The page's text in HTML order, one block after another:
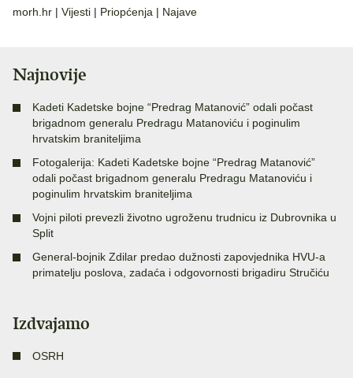
morh.hr | Vijesti | Priopćenja | Najave
Najnovije
Kadeti Kadetske bojne “Predrag Matanović” odali počast
brigadnom generalu Predragu Matanoviću i poginulim
hrvatskim braniteljima
Fotogalerija: Kadeti Kadetske bojne “Predrag Matanović”
odali počast brigadnom generalu Predragu Matanoviću i
poginulim hrvatskim braniteljima
Vojni piloti prevezli životno ugroženu trudnicu iz Dubrovnika u
Split
General-bojnik Zdilar predao dužnosti zapovjednika HVU-a
primatelju poslova, zadaća i odgovornosti brigadiru Stručiću
Izdvajamo
OSRH